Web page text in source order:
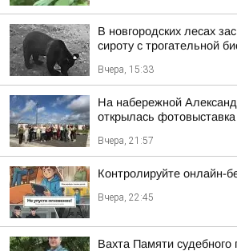
В новгородских лесах
сироту с трогательной
Вчера, 15:33
На набережной
открылась
Вчера, 21:57
Контролируйте онлайн-
Вчера, 22:45
Вахта Памяти судебного